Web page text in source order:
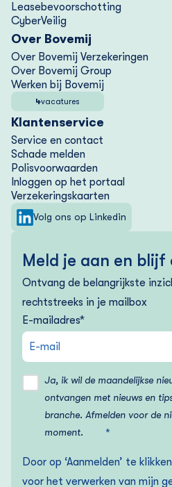
Lease­bevoorschotting
CyberVeilig
Over Bovemij
Over Bovemij Verzekeringen
Over Bovemij Group
Werken bij Bovemij
4vacatures
Klantenservice
Service en contact
Schade melden
Polisvoorwaarden
Inloggen op het portaal
Verzekering­skaarten
Volg ons op Linkedin
Meld je aan en blijf
Ontvang de belangrijkste
rechtstreeks in je mailbox
E-mailadres*
Ja, ik wil de maandelijkse
ontvangen met nieuws en
branche. Afmelden voor de
moment.
*
Door op ‘Aanmelden’ te
voor het verwerken van mijn